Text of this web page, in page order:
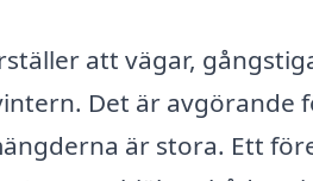
att vägar,
Det är avgörande
är stora. Ett